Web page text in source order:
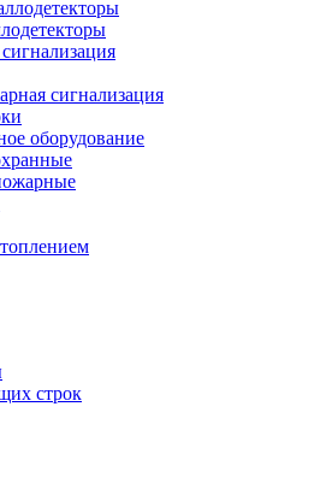
сигнализация
оборудование
строк